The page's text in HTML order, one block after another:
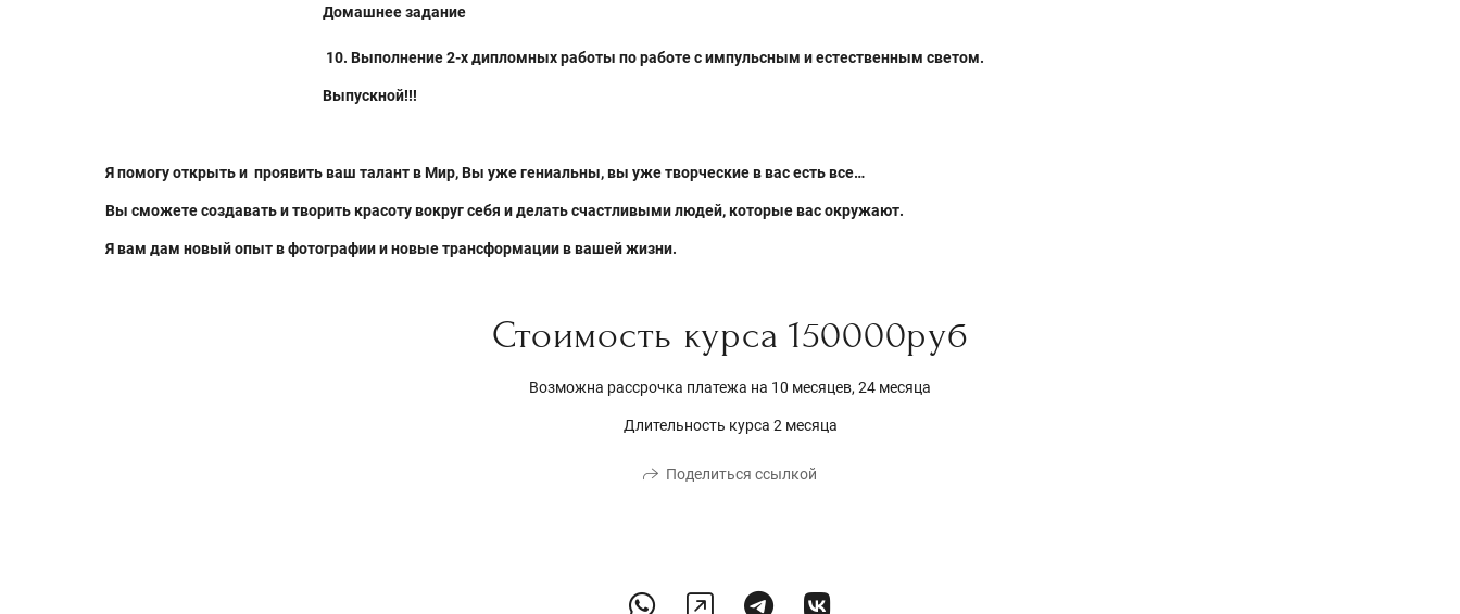
Домашнее задание
10. Выполнение 2-х дипломных работы по работе с импульсным и естественным светом.
Выпускной!!!
Я помогу открыть и проявить ваш талант в Мир,Вы уже гениальны, вы уже творческие в вас есть все…
Вы сможете создавать и творить красоту вокруг себя и делать счастливыми людей, которые вас окружают.
Я вам дам новый опыт в фотографии и новые трансформации в вашей жизни.
Стоимость курса 150000руб
Возможна рассрочка платежа на 10 месяцев, 24 месяца
Длительность курса 2 месяца
Поделиться ссылкой